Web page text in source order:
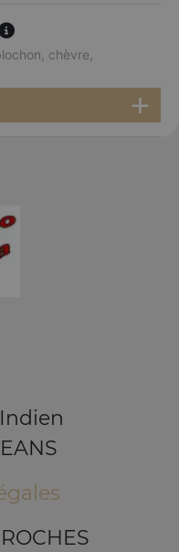
chèvre,